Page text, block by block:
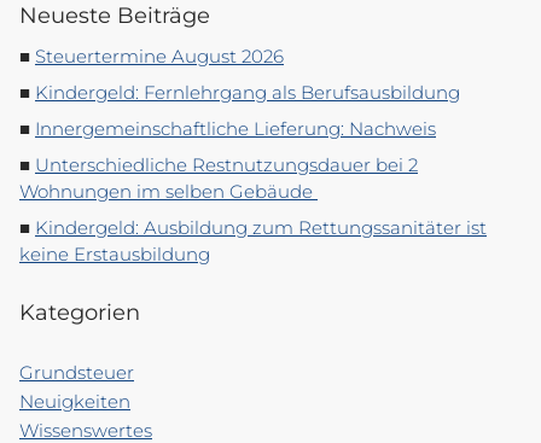
Neueste Beiträge
Steuertermine August 2026
Kindergeld: Fernlehrgang als Berufsausbildung
Innergemeinschaftliche Lieferung: Nachweis
Unterschiedliche Restnutzungsdauer bei 2
Wohnungen im selben Gebäude
Kindergeld: Ausbildung zum Rettungssanitäter ist
keine Erstausbildung
Kategorien
Grundsteuer
Neuigkeiten
Wissenswertes